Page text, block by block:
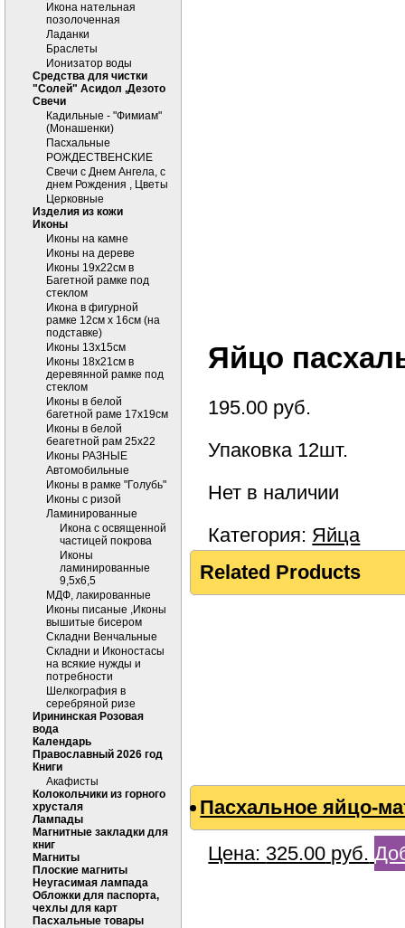
Икона нательная
позолоченная
Ладанки
Браслеты
Ионизатор воды
Средства для чистки
"Солей" Асидол ,Дезото
Cвечи
Кадильные - "Фимиам"
(Монашенки)
Пасхальные
РОЖДЕСТВЕНСКИЕ
Свечи с Днем Ангела, с
днем Рождения , Цветы
Церковные
Изделия из кожи
Иконы
Иконы на камне
Иконы на дереве
Иконы 19х22см в
Багетной рамке под
стеклом
Икона в фигурной
рамке 12см х 16см (на
подставке)
Иконы 13х15см
Иконы 18х21см в
деревянной рамке под
стеклом
Иконы в белой
багетной раме 17х19см
Иконы в белой
беагетной рам 25х22
Иконы РАЗНЫЕ
Автомобильные
Иконы в рамке "Голубь"
Иконы с ризой
Ламинированные
Икона с освященной
частицей покрова
Иконы
ламинированные
9,5х6,5
МДФ, лакированные
Иконы писаные ,Иконы
вышитые бисером
Складни Венчальные
Складни и Иконостасы
на всякие нужды и
потребности
Шелкография в
серебряной ризе
Ирининская Розовая
вода
Календарь
Православный 2026 год
Книги
Акафисты
Колокольчики из горного
хрусталя
Лампады
Магнитные закладки для
книг
Магниты
Плоские магниты
Неугасимая лампада
Обложки для паспорта,
чехлы для карт
Пасхальные товары
Яйцо
195.00 руб.
Упаковка 12шт.
Нет в наличии
Категория: Яйца
Related Products
Пасхальное яйцо-
Цена: 325.00 руб.